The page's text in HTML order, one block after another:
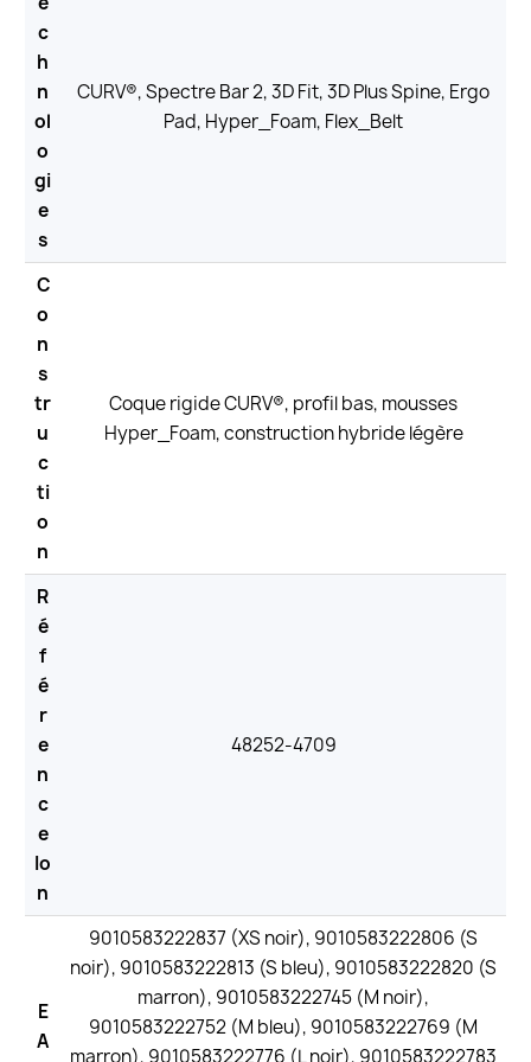
c
h
n
ol
o
gi
e
s
CURV®, Spectre Bar 2, 3D Fit, 3D Plus Spine, Ergo
Pad, Hyper_Foam, Flex_Belt
C
o
n
s
tr
u
c
ti
o
n
Coque rigide CURV®, profil bas, mousses
Hyper_Foam, construction hybride légère
R
é
f
é
r
e
n
c
e
Io
n
48252-4709
E
A
9010583222837 (XS noir), 9010583222806 (S
noir), 9010583222813 (S bleu), 9010583222820 (S
marron), 9010583222745 (M noir),
9010583222752 (M bleu), 9010583222769 (M
marron), 9010583222776 (L noir), 9010583222783